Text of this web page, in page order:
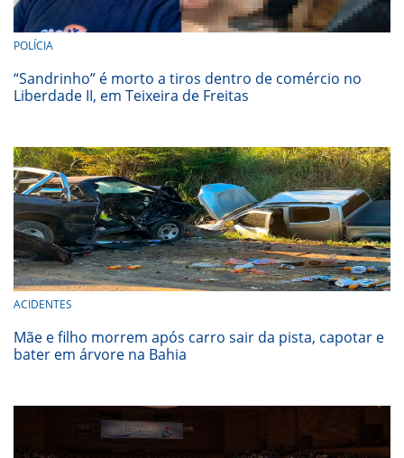
POLÍCIA
“Sandrinho” é morto a tiros dentro de comércio no
Liberdade II, em Teixeira de Freitas
ACIDENTES
Mãe e filho morrem após carro sair da pista, capotar e
bater em árvore na Bahia